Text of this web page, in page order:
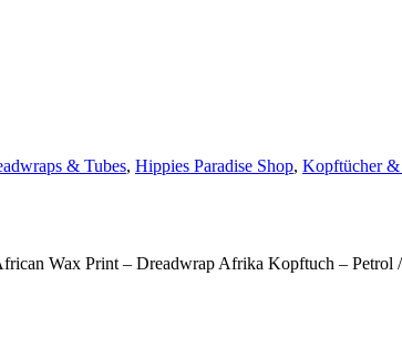
& Tubes, Hippies Paradise Shop, Kopftücher &
Wax Print – Dreadwrap Afrika Kopftuch – Petrol